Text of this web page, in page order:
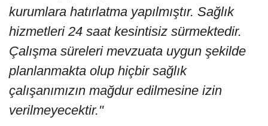
kurumlara hatırlatma yapılmıştır. Sağlık
hizmetleri 24 saat kesintisiz sürmektedir.
Çalışma süreleri mevzuata uygun şekilde
planlanmakta olup hiçbir sağlık
çalışanımızın mağdur edilmesine izin
verilmeyecektir."